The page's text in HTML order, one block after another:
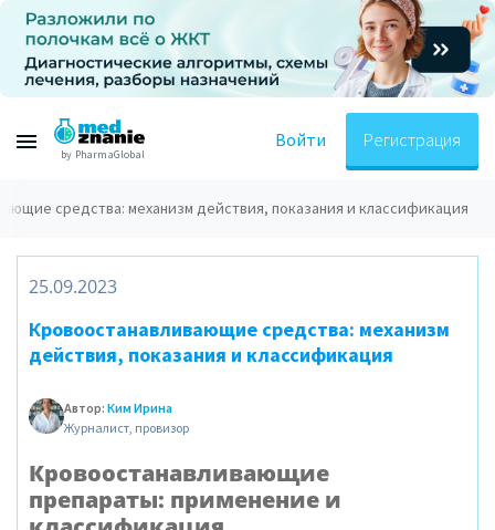
by PharmaGlobal
Войти Регистрация
средства: механизм действия, показания и классификация
25.09.2023
Кровоостанавливающие средства: механизм
действия, показания и классификация
Автор: Ким Ирина
Журналист, провизор
Кровоостанавливающие
препараты: применение и